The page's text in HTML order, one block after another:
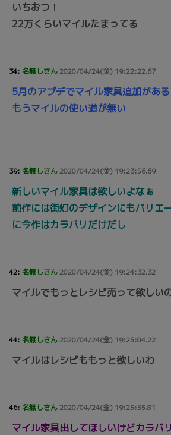
いちおつ！
22万くらいマイルたまってる
34: 名無しさん2020/04/24(金) 19:22:22.67
5月のアプデでマイル家具追加があ
もうマイルの使い道が無い
39: 名無しさん2020/04/24(金) 19:23:56.69
新しいマイル家具は欲しいよなぁ
前作には街灯のデザインにもバリエ
に今作はカラバリだけだし
42: 名無しさん2020/04/24(金) 19:24:32.32
マイルでもっとレシピ売って欲しい
44: 名無しさん2020/04/24(金) 19:25:04.22
マイルはレシピももっと欲しいわ
46: 名無しさん2020/04/24(金) 19:25:55.81
マイル家具出してほしいけどカラバ